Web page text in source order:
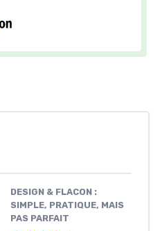
DESIGN & FLACON :
SIMPLE, PRATIQUE, MAIS
PAS PARFAIT